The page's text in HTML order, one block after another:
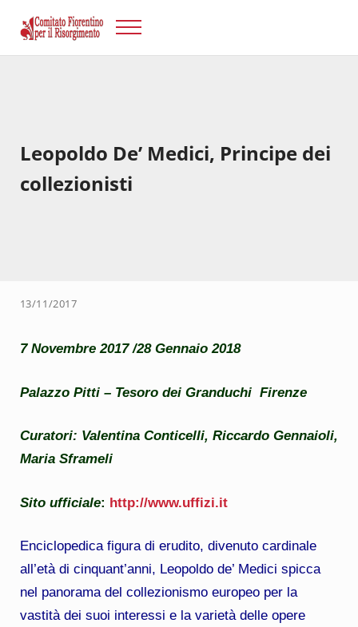
Risorgimento Firenze
Menu
Leopoldo De’ Medici, Principe dei
collezionisti
13/11/2017
7 Novembre 2017 /28 Gennaio 2018
Palazzo Pitti – Tesoro dei Granduchi Firenze
Curatori: Valentina Conticelli, Riccardo Gennaioli,
Maria Sframeli
Sito ufficiale: http://www.uffizi.it
Enciclopedica figura di erudito, divenuto cardinale
all’età di cinquant’anni, Leopoldo de’ Medici spicca
nel panorama del collezionismo europeo per la
vastità dei suoi interessi e la varietà delle opere